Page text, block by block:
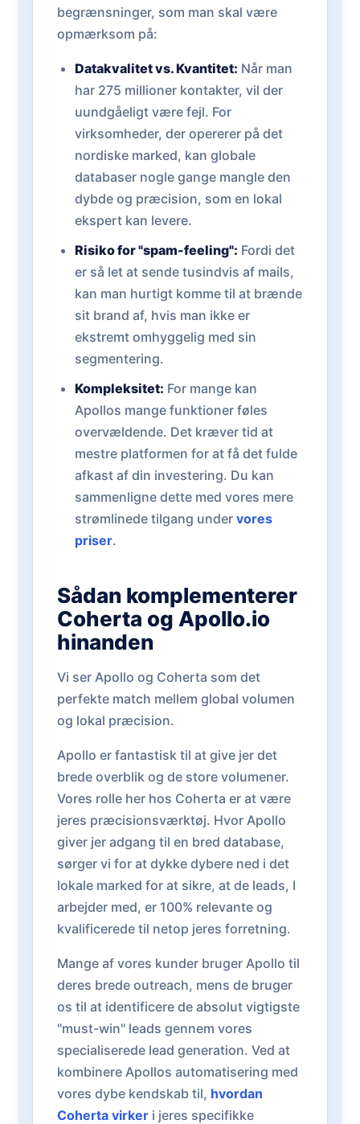
begrænsninger, som man skal være
opmærksom på:
Datakvalitet vs. Kvantitet: Når man
har 275 millioner kontakter, vil der
uundgåeligt være fejl. For
virksomheder, der opererer på det
nordiske marked, kan globale
databaser nogle gange mangle den
dybde og præcision, som en lokal
ekspert kan levere.
Risiko for "spam-feeling": Fordi det
er så let at sende tusindvis af mails,
kan man hurtigt komme til at brænde
sit brand af, hvis man ikke er
ekstremt omhyggelig med sin
segmentering.
Kompleksitet: For mange kan
Apollos mange funktioner føles
overvældende. Det kræver tid at
mestre platformen for at få det fulde
afkast af din investering. Du kan
sammenligne dette med vores mere
strømlinede tilgang under vores
priser.
Sådan komplementerer
Coherta og Apollo.io
hinanden
Vi ser Apollo og Coherta som det
perfekte match mellem global volumen
og lokal præcision.
Apollo er fantastisk til at give jer det
brede overblik og de store volumener.
Vores rolle her hos Coherta er at være
jeres præcisionsværktøj. Hvor Apollo
giver jer adgang til en bred database,
sørger vi for at dykke dybere ned i det
lokale marked for at sikre, at de leads, I
arbejder med, er 100% relevante og
kvalificerede til netop jeres forretning.
Mange af vores kunder bruger Apollo til
deres brede outreach, mens de bruger
os til at identificere de absolut vigtigste
"must-win" leads gennem vores
specialiserede lead generation. Ved at
kombinere Apollos automatisering med
vores dybe kendskab til, hvordan
Coherta virker i jeres specifikke